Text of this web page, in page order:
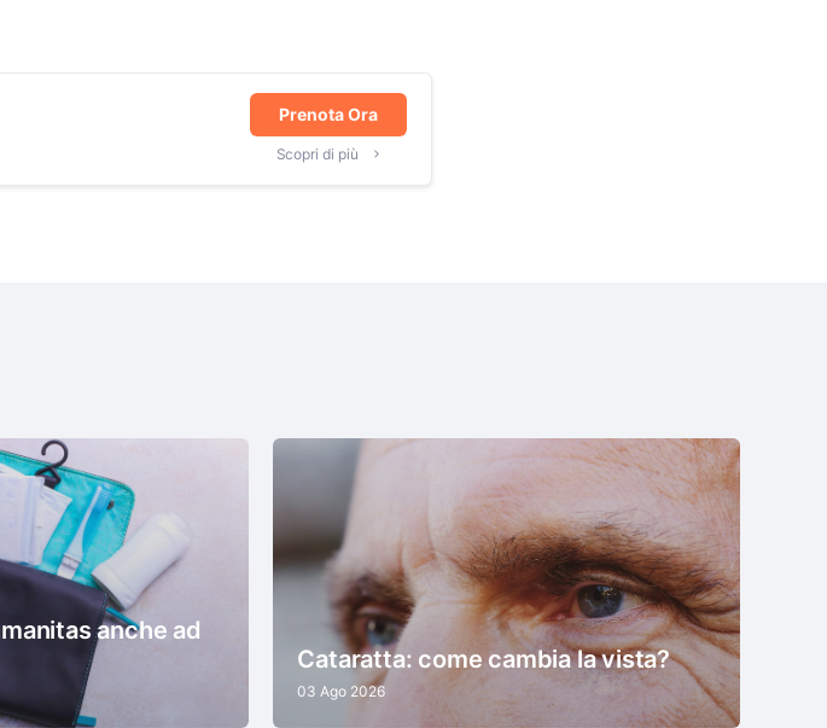
Prenota Ora
Scopri di più
anche ad
Cataratta: come cambia la vista?
03 Ago 2026